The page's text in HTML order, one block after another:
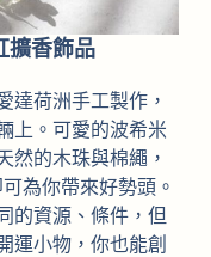
擴香飾品
達荷洲手工製作，
上。可愛的波希米
然的木珠與棉繩，
為你帶來好勢頭。
的資源、條件，但
運小物，你也能創